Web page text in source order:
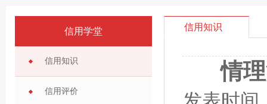
信用学堂
信用知识
信用评价
信用知识
情